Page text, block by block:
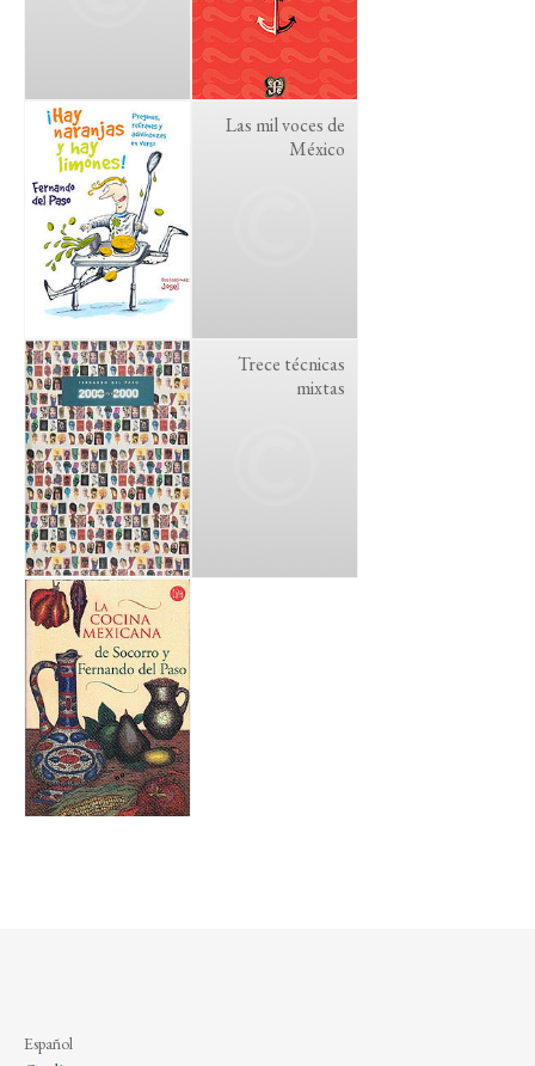
Las mil voces de
México
Trece técnicas
mixtas
Español